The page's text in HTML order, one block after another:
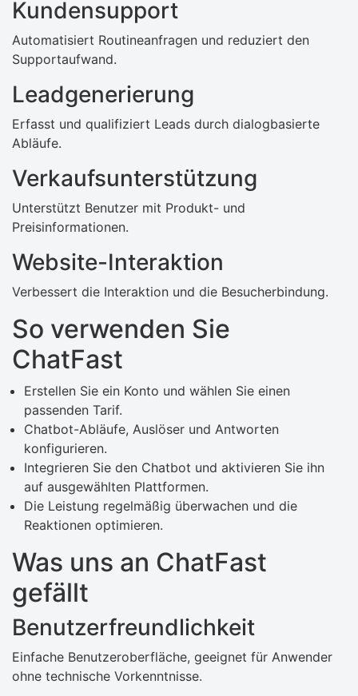
Kundensupport
Automatisiert Routineanfragen und reduziert den
Supportaufwand.
Leadgenerierung
Erfasst und qualifiziert Leads durch dialogbasierte
Abläufe.
Verkaufsunterstützung
Unterstützt Benutzer mit Produkt- und
Preisinformationen.
Website-Interaktion
Verbessert die Interaktion und die Besucherbindung.
So verwenden Sie
ChatFast
Erstellen Sie ein Konto und wählen Sie einen
passenden Tarif.
Chatbot-Abläufe, Auslöser und Antworten
konfigurieren.
Integrieren Sie den Chatbot und aktivieren Sie ihn
auf ausgewählten Plattformen.
Die Leistung regelmäßig überwachen und die
Reaktionen optimieren.
Was uns an ChatFast
gefällt
Benutzerfreundlichkeit
Einfache Benutzeroberfläche, geeignet für Anwender
ohne technische Vorkenntnisse.